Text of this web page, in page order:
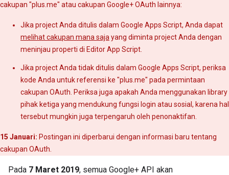
cakupan "plus.me" atau cakupan Google+ OAuth lainnya:
Jika project Anda ditulis dalam Google Apps Script, Anda dapat
melihat cakupan mana saja yang diminta project Anda dengan
meninjau properti di Editor App Script.
Jika project Anda tidak ditulis dalam Google Apps Script, periksa
kode Anda untuk referensi ke "plus.me" pada permintaan
cakupan OAuth. Periksa juga apakah Anda menggunakan library
pihak ketiga yang mendukung fungsi login atau sosial, karena hal
tersebut mungkin juga terpengaruh oleh penonaktifan.
15 Januari: Postingan ini diperbarui dengan informasi baru tentang
cakupan OAuth.
Pada 7 Maret 2019, semua Google+ API akan